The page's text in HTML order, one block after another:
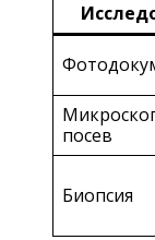
посев
Биопсия